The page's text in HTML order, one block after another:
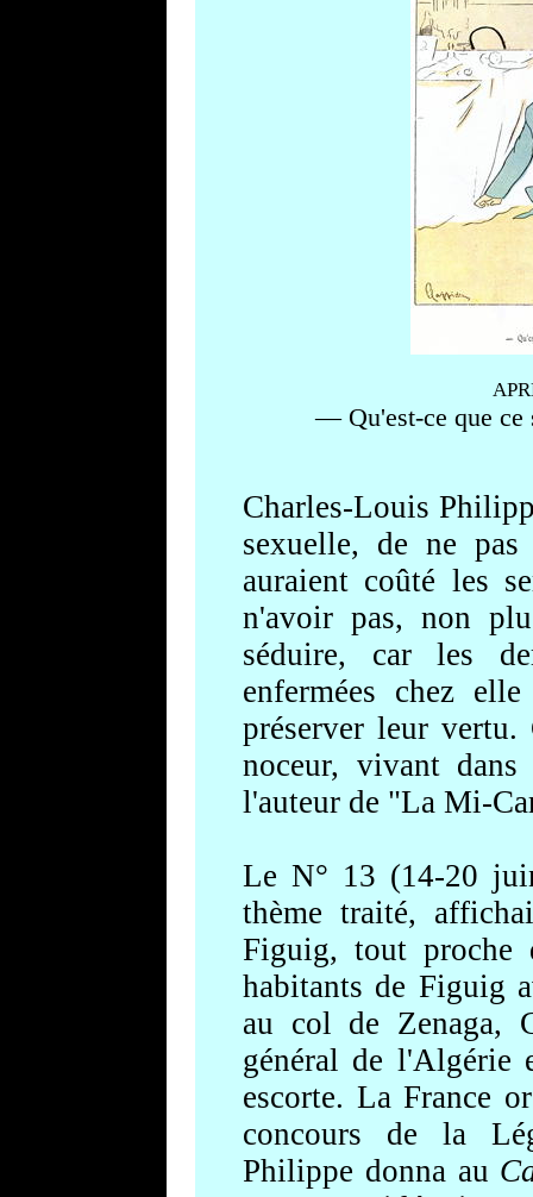
— Qu'est-ce que ce
Charles-Louis
sexuelle, de ne
auraient coûté les
n'avoir pas, non
séduire, car les
enfermées chez
préserver leur
noceur, vivant
l'auteur de "La Mi-
Le N° 13 (14-20
thème traité,
Figuig, tout
habitants de Figuig
au col de Zenaga,
général de l'Algérie
escorte. La France
concours de la
Philippe donna au